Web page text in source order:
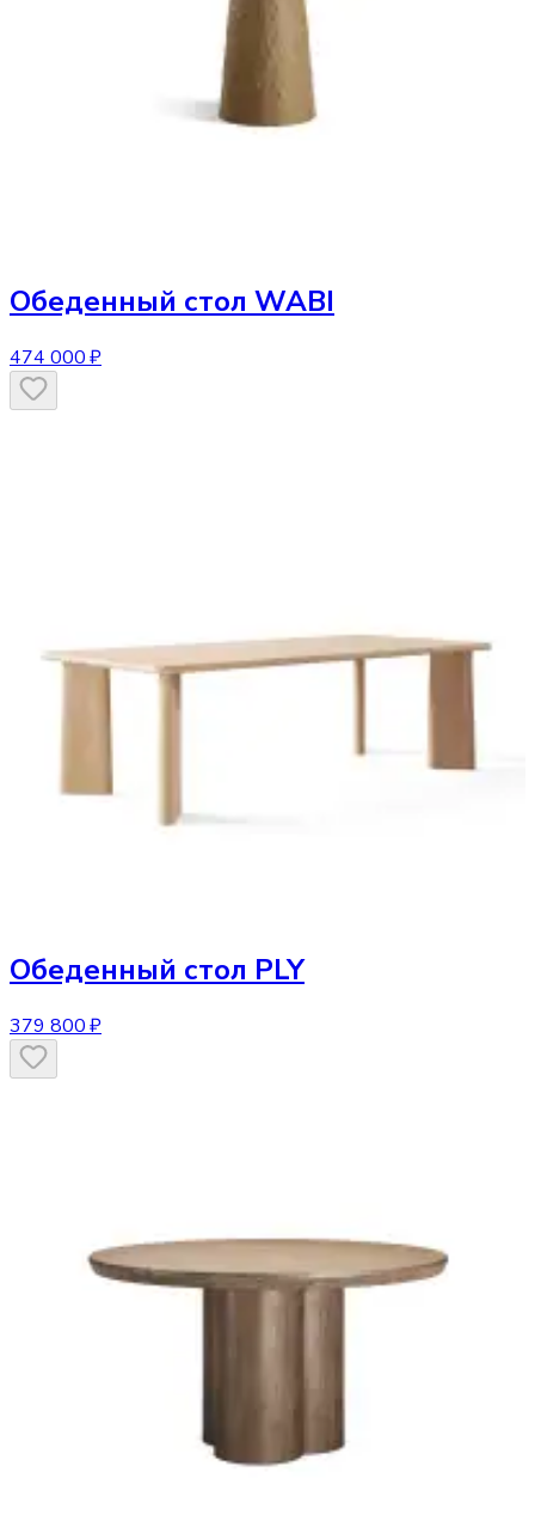
Обеденный стол WABI
474 000 ₽
Обеденный стол PLY
379 800 ₽